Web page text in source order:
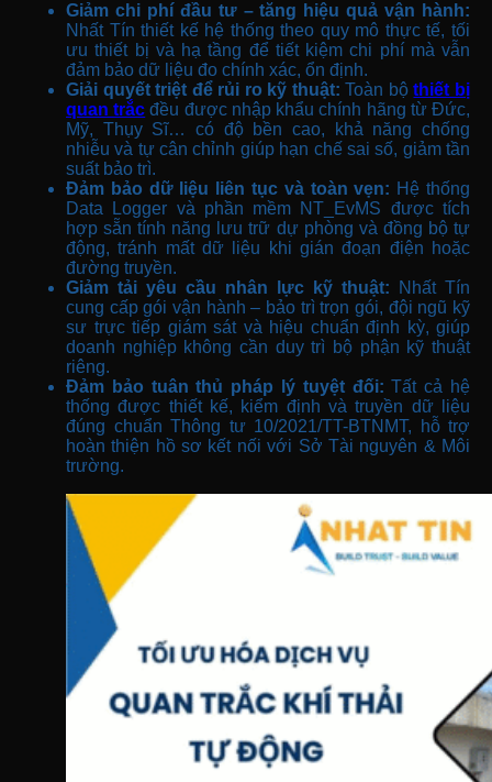
Giảm chi phí đầu tư – tăng hiệu quả vận hành:
Nhất Tín thiết kế hệ thống theo quy mô thực tế, tối
ưu thiết bị và hạ tầng để tiết kiệm chi phí mà vẫn
đảm bảo dữ liệu đo chính xác, ổn định.
Giải quyết triệt để rủi ro kỹ thuật: Toàn bộthiết bị
quan trắc đều được nhập khẩu chính hãng từ Đức,
Mỹ, Thụy Sĩ… có độ bền cao, khả năng chống
nhiễu và tự cân chỉnh giúp hạn chế sai số, giảm tần
suất bảo trì.
Đảm bảo dữ liệu liên tục và toàn vẹn: Hệ thống
Data Logger và phần mềm NT_EvMS được tích
hợp sẵn tính năng lưu trữ dự phòng và đồng bộ tự
động, tránh mất dữ liệu khi gián đoạn điện hoặc
đường truyền.
Giảm tải yêu cầu nhân lực kỹ thuật: Nhất Tín
cung cấp gói vận hành – bảo trì trọn gói, đội ngũ kỹ
sư trực tiếp giám sát và hiệu chuẩn định kỳ, giúp
doanh nghiệp không cần duy trì bộ phận kỹ thuật
riêng.
Đảm bảo tuân thủ pháp lý tuyệt đối: Tất cả hệ
thống được thiết kế, kiểm định và truyền dữ liệu
đúng chuẩn Thông tư 10/2021/TT-BTNMT, hỗ trợ
hoàn thiện hồ sơ kết nối với Sở Tài nguyên & Môi
trường.